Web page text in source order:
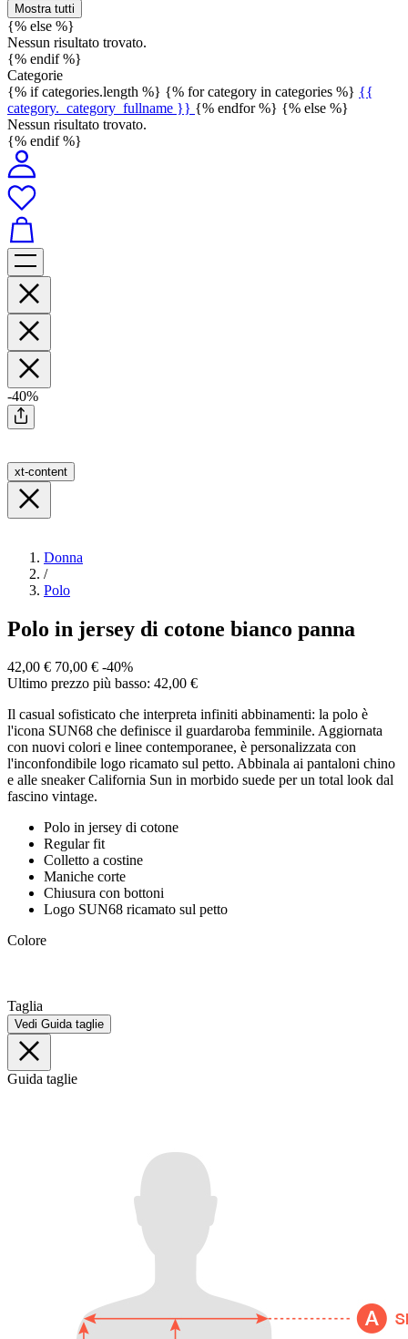
Mostra tutti
{% else %}
Nessun risultato trovato.
{% endif %}
Categorie
{% if categories.length %} {% for category in categories %} {{
category._category_fullname }} {% endfor %} {% else %}
Nessun risultato trovato.
{% endif %}
-40%
xt-content
Donna
/
Polo
Polo in jersey di cotone bianco panna
42,00 € 70,00 € -40%
Ultimo prezzo più basso: 42,00 €
Il casual sofisticato che interpreta infiniti abbinamenti: la polo è
l'icona SUN68 che definisce il guardaroba femminile. Aggiornata
con nuovi colori e linee contemporanee, è personalizzata con
l'inconfondibile logo ricamato sul petto. Abbinala ai pantaloni chino
e alle sneaker California Sun in morbido suede per un total look dal
fascino vintage.
Polo in jersey di cotone
Regular fit
Colletto a costine
Maniche corte
Chiusura con bottoni
Logo SUN68 ricamato sul petto
Colore
Taglia
Vedi Guida taglie
Guida taglie